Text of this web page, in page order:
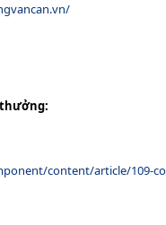
content/article/109-